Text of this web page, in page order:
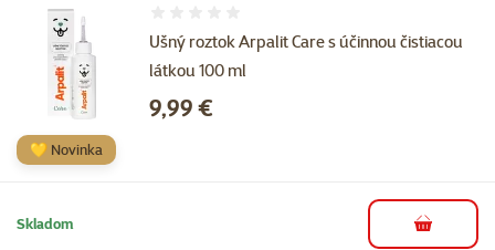
Ušný roztok Arpalit Care s účinnou čistiacou
látkou 100 ml
Cena
9,99 €
💛 Novinka
Skladom do košíka